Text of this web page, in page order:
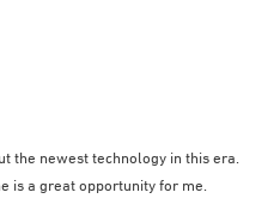
the newest technology in this era.
is a great opportunity for me.